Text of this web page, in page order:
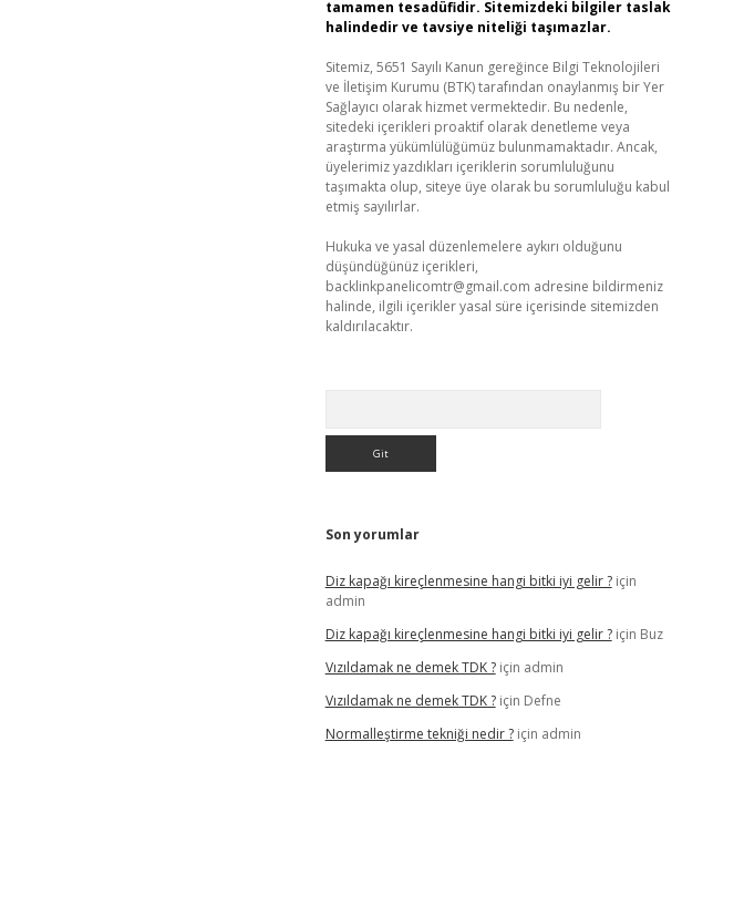
tamamen tesadüfidir. Sitemizdeki bilgiler taslak
halindedir ve tavsiye niteliği taşımazlar.
Sitemiz, 5651 Sayılı Kanun gereğince Bilgi Teknolojileri
ve İletişim Kurumu (BTK) tarafından onaylanmış bir Yer
Sağlayıcı olarak hizmet vermektedir. Bu nedenle,
sitedeki içerikleri proaktif olarak denetleme veya
araştırma yükümlülüğümüz bulunmamaktadır. Ancak,
üyelerimiz yazdıkları içeriklerin sorumluluğunu
taşımakta olup, siteye üye olarak bu sorumluluğu kabul
etmiş sayılırlar.
Hukuka ve yasal düzenlemelere aykırı olduğunu
düşündüğünüz içerikleri,
backlinkpanelicomtr@gmail.com adresine bildirmeniz
halinde, ilgili içerikler yasal süre içerisinde sitemizden
kaldırılacaktır.
Son yorumlar
Diz kapağı kireçlenmesine hangi bitki iyi gelir ?için
admin
Diz kapağı kireçlenmesine hangi bitki iyi gelir ?için Buz
Vızıldamak ne demek TDK ?için admin
Vızıldamak ne demek TDK ?için Defne
Normalleştirme tekniği nedir ?için admin